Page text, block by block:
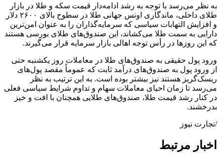
به نظر می‌رسد با توجه به رشد ادامه‌دار قیمت سکه و طلا در بازار
طلای داخلی، ماندگاری اونس جهانی طلا در سطوح بالای ۲۶۰۰ دلار
و افزایش التهابات سیاسی که سرمایه‌گذاران را به‌ عنوان امن‌ترین
دارایی به سمت طلا می‌کشاند، این صندوق‌های طلای بورسی هستند
که این روزها در رأس توجه اهالی بازار سرمایه قرار می‌گیرند.
ورود پول حقیقی به صندوق‌های طلا در معاملات روز یکشنبه حتی
از ورود پول به صندوق‌های درآمد ثابت که عموماً مقصد پول‌های
ریسک‌گریز هستند نیز بیشتر بوده است. به این ترتیب به ‌نظر
می‌رسد تا زمان احیای معاملات سهام و تداوم شرایط سیاسی فعلی
در کنار رشد قیمت طلا، صندوق‌های طلایی همچنان با افت و خیز
بدرخشند.
/تجارت نیوز
اخبار مرتبط